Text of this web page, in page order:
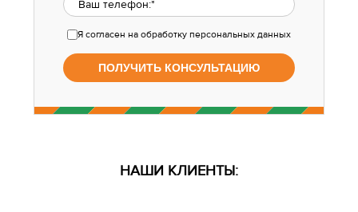
Я согласен на обработку персональных данных
НАШИ КЛИЕНТЫ: